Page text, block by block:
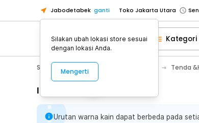
Jabodetabek ganti Toko Jakarta Utara
Toko Tangerang
Toko Cikupa
Pick n Go Jakarta Barat
Pick n Go Bekasi
Senin
Toko Jakarta Barat
Kategori
Sport & Outdoor Tenda
Informasi Penting
Urutan warna kain dapat berbeda pada
Silakan ubah lokasi store sesuai
dengan lokasi Anda.
Mengerti